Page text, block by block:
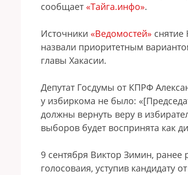
сообщает «Тайга.инфо».
Источники «Ведомостей» снятие
назвали приоритетным
главы Хакасии.
Депутат Госдумы от КПРФ
у избиркома не было:
должны вернуть веру в
выборов будет воспринята как
9 сентября Виктор Зимин,
голосоваия, уступив кандидату